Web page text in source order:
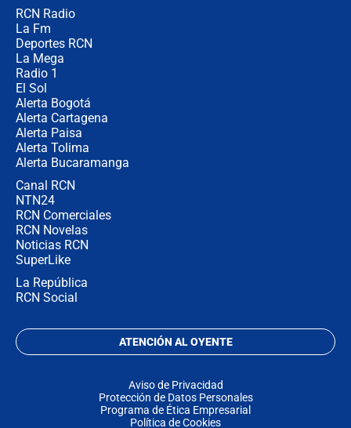
RCN Radio
La Fm
Deportes RCN
La Mega
Radio 1
El Sol
Alerta Bogotá
Alerta Cartagena
Alerta Paisa
Alerta Tolima
Alerta Bucaramanga
Canal RCN
NTN24
RCN Comerciales
RCN Novelas
Noticias RCN
SuperLike
La República
RCN Social
ATENCIÓN AL OYENTE
Aviso de Privacidad
Protección de Datos Personales
Programa de Ética Empresarial
Política de Cookies